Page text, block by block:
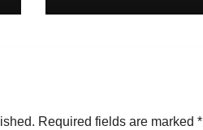
Required fields are marked *